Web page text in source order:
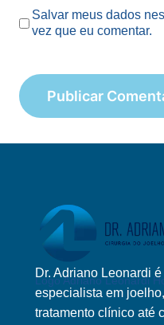
Salvar meus dados
vez que eu comentar.
Logo Adriano Leonardi
Dr. Adriano Leonardi
especialista em
tratamento clínico até